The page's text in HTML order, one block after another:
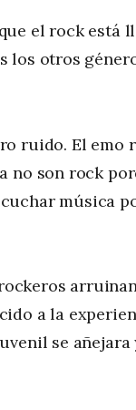
el rock está
los otros
ruido. El emo
no son rock
música
a la
se